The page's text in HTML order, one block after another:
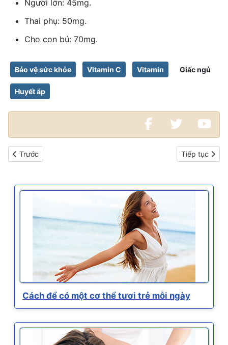
Người lớn: 45mg.
Thai phụ: 50mg.
Cho con bú: 70mg.
Bảo vệ sức khỏe Vitamin C Vitamin Giấc ngủ
Huyết áp
Bài viết trước: Gội đầu như thế nào mới đúng cách
Trước Bài viết kế
Tiếp tục
Cách để có một cơ thể tươi trẻ mỗi ngày